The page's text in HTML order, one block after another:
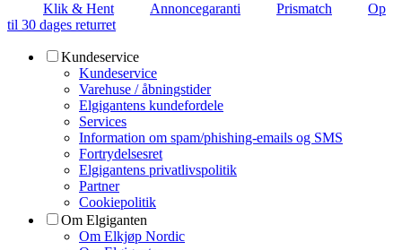
Klik & Hent Annoncegaranti Prismatch
Op
til 30 dages returret
Kundeservice
Kundeservice
Varehuse / åbningstider
Elgigantens kundefordele
Services
Information om spam/phishing-emails og SMS
Fortrydelsesret
Elgigantens privatlivspolitik
Partner
Cookiepolitik
Om Elgiganten
Om Elkjøp Nordic